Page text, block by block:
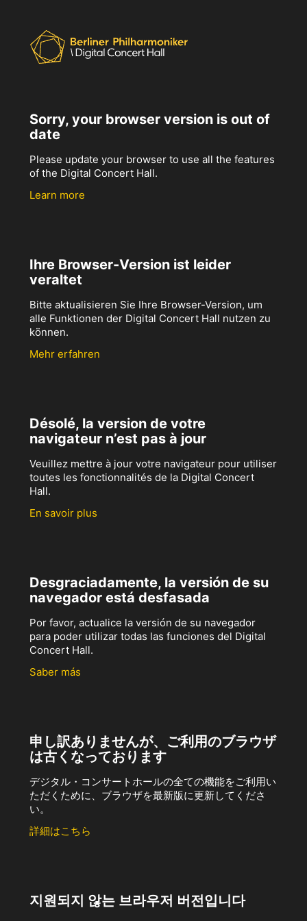
Sorry, your browser version is out of
date
Please update your browser to use all the features
of the Digital Concert Hall.
Learn more
Ihre Browser-Version ist leider
veraltet
Bitte aktualisieren Sie Ihre Browser-Version, um
alle Funktionen der Digital Concert Hall nutzen zu
können.
Mehr erfahren
Désolé, la version de votre
navigateur n’est pas à jour
Veuillez mettre à jour votre navigateur pour utiliser
toutes les fonctionnalités de la Digital Concert
Hall.
En savoir plus
Desgraciadamente, la versión de su
navegador está desfasada
Por favor, actualice la versión de su navegador
para poder utilizar todas las funciones del Digital
Concert Hall.
Saber más
申し訳ありませんが、ご利用のブラウザ
は古くなっております
デジタル・コンサートホールの全ての機能をご利用い
ただくために、ブラウザを最新版に更新してくださ
い。
詳細はこちら
지원되지 않는 브라우저 버전입니다